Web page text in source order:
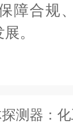
障合规
。
器：化工行业